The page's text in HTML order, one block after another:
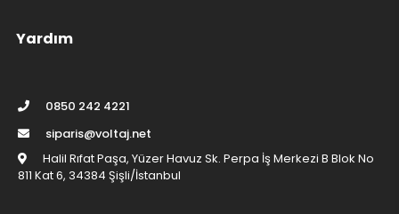
Yardım
0850 242 4221
siparis@voltaj.net
Halil Rıfat Paşa, Yüzer Havuz Sk. Perpa İş Merkezi B Blok No
811 Kat 6, 34384 Şişli/İstanbul